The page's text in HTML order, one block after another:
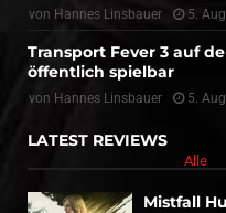
von Hannes Linsbauer 5.
Transport Fever 3 auf
öffentlich spielbar
von Hannes Linsbauer 5.
LATEST REVIEWS
Alle
Mistfall